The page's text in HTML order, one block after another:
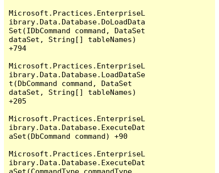
Microsoft.Practices.EnterpriseL
ibrary.Data.Database.DoLoadData
Set(IDbCommand command, DataSet
dataSet, String[] tableNames)
+794
Microsoft.Practices.EnterpriseL
ibrary.Data.Database.LoadDataSe
t(DbCommand command, DataSet
dataSet, String[] tableNames)
+205
Microsoft.Practices.EnterpriseL
ibrary.Data.Database.ExecuteDat
aSet(DbCommand command) +90
Microsoft.Practices.EnterpriseL
ibrary.Data.Database.ExecuteDat
aSet(CommandType commandType,